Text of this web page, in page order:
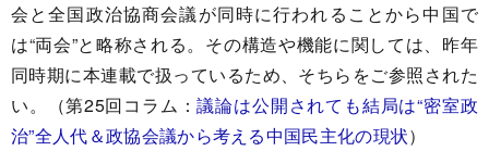
会と全国政治協商会議が同時に行われることから中国で
は“両会”と略称される。その構造や機能に関しては、昨年
同時期に本連載で扱っているため、そちらをご参照された
い。（第25回コラム：議論は公開されても結局は“密室政
治”全人代＆政協会議から考える中国民主化の現状）